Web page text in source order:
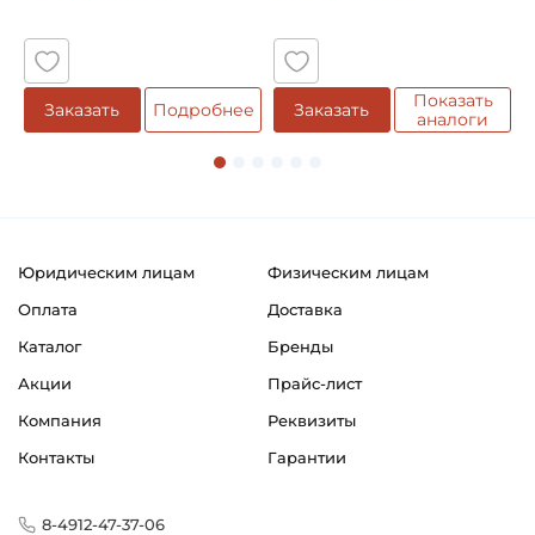
Смазка:
Смазка на весь срок службы
Однорядные радиальные шариковые подшипники
Заказать Подробнее Заказать
Показать
аналоги
Юридическим лицам
Физическим лицам
Оплата
Доставка
Каталог
Бренды
Акции
Прайс-лист
Компания
Реквизиты
Контакты
Гарантии
8-4912-47-37-06